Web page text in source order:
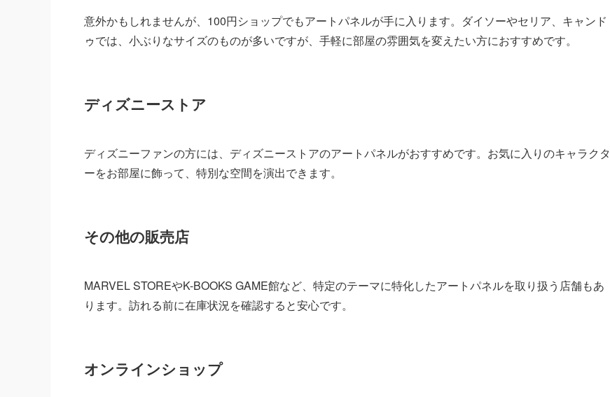
意外かもしれませんが、100円ショップでもアートパネルが手に入ります。ダイソーやセリア、キャンド
ゥでは、小ぶりなサイズのものが多いですが、手軽に部屋の雰囲気を変えたい方におすすめです。
ディズニーストア
ディズニーファンの方には、ディズニーストアのアートパネルがおすすめです。お気に入りのキャラクタ
ーをお部屋に飾って、特別な空間を演出できます。
その他の販売店
MARVEL STOREやK-BOOKS GAME館など、特定のテーマに特化したアートパネルを取り扱う店舗もあ
ります。訪れる前に在庫状況を確認すると安心です。
オンラインショップ